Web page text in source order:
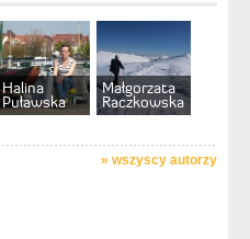
Halina
Puławska
Małgorzata
Raczkowska
» wszyscy autorzy